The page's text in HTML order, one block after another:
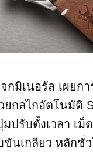
กมิเนอรัล เผยก
กลไกอัตโนมัติ
มปรับตั้งเวลา เม็
นเกลียว หลักชั่